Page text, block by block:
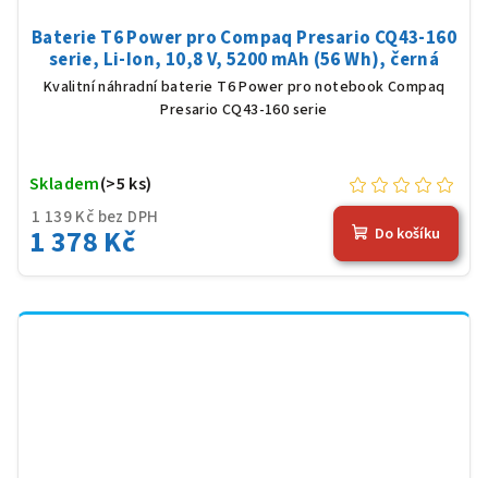
Baterie T6 Power pro Compaq Presario CQ43-160
serie, Li-Ion, 10,8 V, 5200 mAh (56 Wh), černá
Kvalitní náhradní baterie T6 Power pro notebook Compaq
Presario CQ43-160 serie
1 139 Kč bez DPH
1 378 Kč
Skladem(>5 ks)
Do košíku